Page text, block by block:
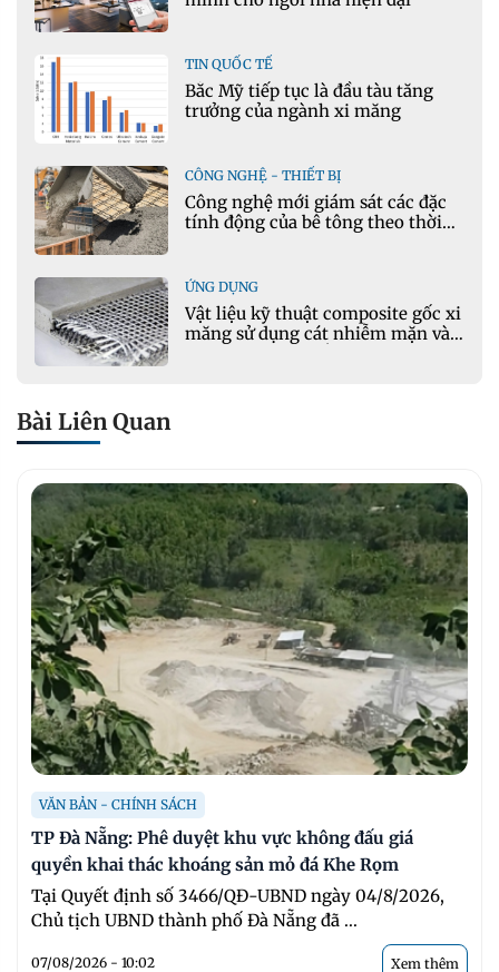
TIN QUỐC TẾ
Bắc Mỹ tiếp tục là đầu tàu tăng
trưởng của ngành xi măng
CÔNG NGHỆ - THIẾT BỊ
Công nghệ mới giám sát các đặc
tính động của bê tông theo thời
ỨNG DỤNG
Vật liệu kỹ thuật composite gốc xi
măng sử dụng cát nhiễm mặn và
Bài Liên Quan
VĂN BẢN - CHÍNH SÁCH
TP Đà Nẵng: Phê duyệt khu vực không đấu giá
quyền khai thác khoáng sản mỏ đá Khe Rọm
Tại Quyết định số 3466/QĐ-UBND ngày 04/8/2026,
Chủ tịch UBND thành phố Đà Nẵng đã ...
07/08/2026 - 10:02 Xem thêm